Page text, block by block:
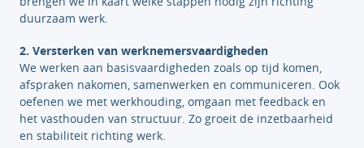
duurzaam werk.
2. Versterken van werknemersvaardigheden
We werken aan basisvaardigheden zoals op tijd komen,
afspraken nakomen, samenwerken en communiceren. Ook
oefenen we met werkhouding, omgaan met feedback en
het vasthouden van structuur. Zo groeit de inzetbaarheid
en stabiliteit richting werk.